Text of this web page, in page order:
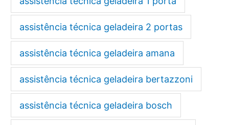
assistência técnica geladeira 2 portas
assistência técnica geladeira amana
assistência técnica geladeira bertazzoni
assistência técnica geladeira bosch